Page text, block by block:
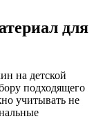
для
на детской
подходящего
учитывать не